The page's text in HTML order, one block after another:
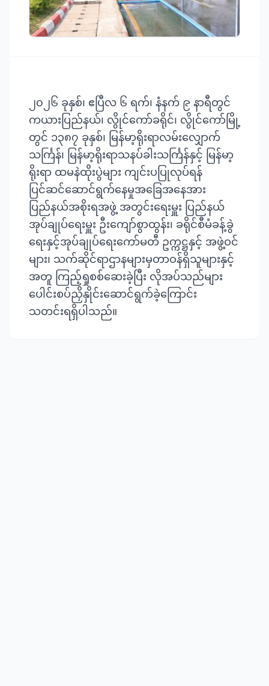
၂၀၂၆ ခုနှစ်၊ ဧပြီလ ၆ ရက်၊ နံနက် ၉ နာရီတွင်
ကယားပြည်နယ်၊ လွိုင်ကော်ခရိုင်၊ လွိုင်ကော်မြို့
တွင် ၁၃၈၇ ခုနှစ်၊ မြန်မာ့ရိုးရာလမ်းလျှောက်
သင်္ကြန်၊ မြန်မာ့ရိုးရာသနပ်ခါးသင်္ကြန်နှင့် မြန်မာ့
ရိုးရာ ထမနဲထိုးပွဲများ ကျင်းပပြုလုပ်ရန်
ပြင်ဆင်ဆောင်ရွက်နေမှုအခြေအနေအား
ပြည်နယ်အစိုးရအဖွဲ့ အတွင်းရေးမှူး ပြည်နယ်
အုပ်ချုပ်ရေးမှူး ဦးကျော်စွာထွန်း၊ ခရိုင်စီမံခန့်ခွဲ
ရေးနှင့်အုပ်ချုပ်ရေးကော်မတီ ဥက္ကဋ္ဌနှင့် အဖွဲ့ဝင်
များ၊ သက်ဆိုင်ရာဌာနများမှတာဝန်ရှိသူများနှင့်
အတူ ကြည့်ရှုစစ်ဆေးခဲ့ပြီး လိုအပ်သည်များ
ပေါင်းစပ်ညှိနှိုင်းဆောင်ရွက်ခဲ့ကြောင်း